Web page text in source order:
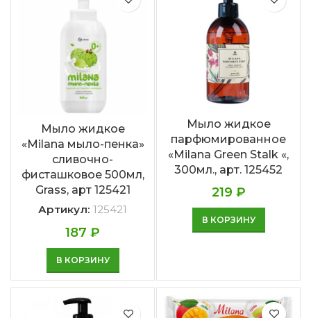
Мыло жидкое
«Milana мыло-пенка»
сливочно-
фисташковое 500мл,
Grass, арт 125421
Артикул: 125421
187 ₽
В КОРЗИНУ
Мыло жидкое
парфюмированное
«Milana Green Stalk «,
300мл., арт. 125452
219 ₽
В КОРЗИНУ